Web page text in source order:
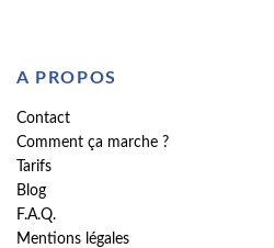
A PROPOS
Contact
Comment ça marche ?
Tarifs
Blog
F.A.Q.
Mentions légales